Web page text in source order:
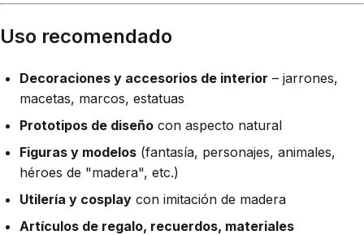
Uso recomendado
Decoraciones y accesorios de interior – jarrones,
macetas, marcos, estatuas
Prototipos de diseño con aspecto natural
Figuras y modelos (fantasía, personajes, animales,
héroes de "madera", etc.)
Utilería y cosplay con imitación de madera
Artículos de regalo, recuerdos, materiales